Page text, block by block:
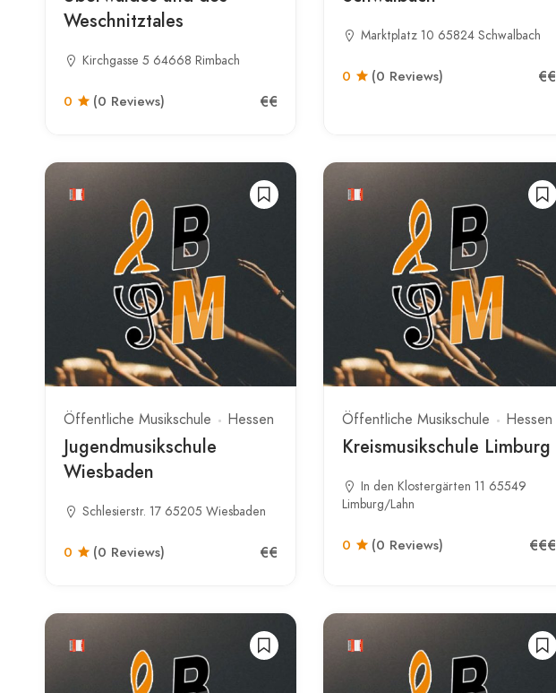
Weschnitztales
Kirchgasse 5 64668 Rimbach
0 (0 Reviews) €€
Marktplatz 10 65824 Schwalbach
0 (0 Reviews) €€
Öffentliche Musikschule Hessen
Jugendmusikschule
Wiesbaden
Schlesierstr. 17 65205 Wiesbaden
0 (0 Reviews) €€
Öffentliche Musikschule Hessen
Kreismusikschule Limburg
In den Klostergärten 11 65549
Limburg/Lahn
0 (0 Reviews) €€€